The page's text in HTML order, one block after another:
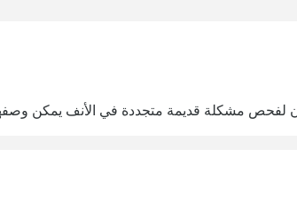
مشكلة قديمة متجددة في الأنف يمكن وصفها